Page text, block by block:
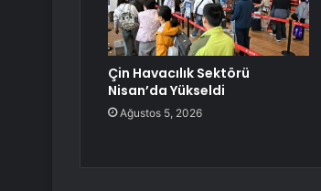
Çin Havacılık Sektörü
Nisan’da Yükseldi
Ağustos 5, 2026